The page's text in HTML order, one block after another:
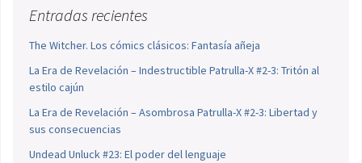
Entradas recientes
The Witcher. Los cómics clásicos: Fantasía añeja
La Era de Revelación – Indestructible Patrulla-X #2-3: Tritón al
estilo cajún
La Era de Revelación – Asombrosa Patrulla-X #2-3: Libertad y
sus consecuencias
Undead Unluck #23: El poder del lenguaje